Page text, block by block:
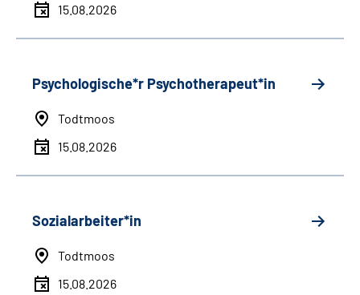
15.08.2026
Psychologische*r Psychotherapeut*in
Todtmoos
15.08.2026
Sozialarbeiter*in
Todtmoos
15.08.2026